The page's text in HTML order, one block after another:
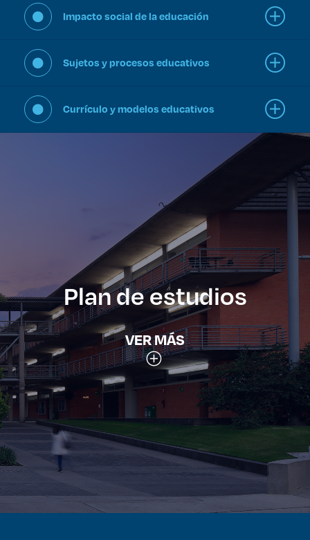
Impacto social de la educación
Sujetos y procesos educativos
Currículo y modelos educativos
Plan de estudios
VER MÁS